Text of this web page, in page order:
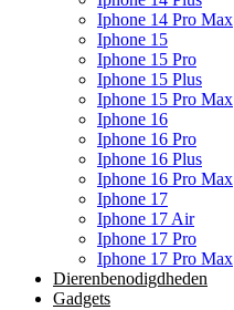
Iphone 14 Pro Max
Iphone 15
Iphone 15 Pro
Iphone 15 Plus
Iphone 15 Pro Max
Iphone 16
Iphone 16 Pro
Iphone 16 Plus
Iphone 16 Pro Max
Iphone 17
Iphone 17 Air
Iphone 17 Pro
Iphone 17 Pro Max
Dierenbenodigdheden
Gadgets